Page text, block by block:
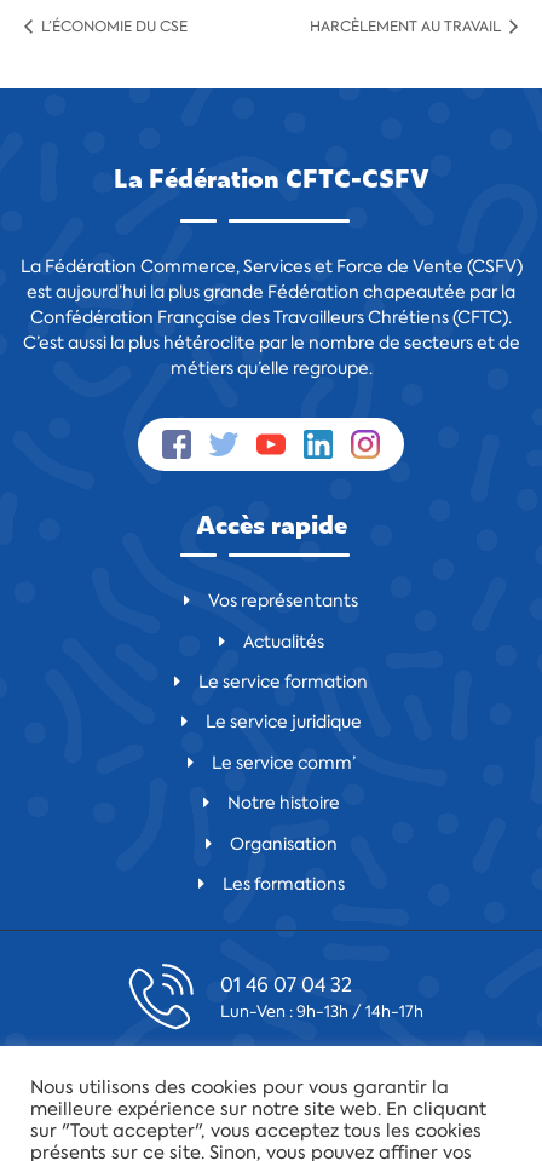
L’ÉCONOMIE DU CSE HARCÈLEMENT AU TRAVAIL
La Fédération CFTC-CSFV
La Fédération Commerce, Services et Force de Vente (CSFV)
est aujourd’hui la plus grande Fédération chapeautée par la
Confédération Française des Travailleurs Chrétiens (CFTC).
C’est aussi la plus hétéroclite par le nombre de secteurs et de
métiers qu’elle regroupe.
Accès rapide
Vos représentants
Actualités
Le service formation
Le service juridique
Le service comm’
Notre histoire
Organisation
Les formations
01 46 07 04 32
Lun-Ven : 9h-13h / 14h-17h
Laissez-nous un message
75019 Paris
Nous utilisons des cookies pour vous garantir la
meilleure expérience sur notre site web. En cliquant
sur "Tout accepter", vous acceptez tous les cookies
présents sur ce site. Sinon, vous pouvez affiner vos